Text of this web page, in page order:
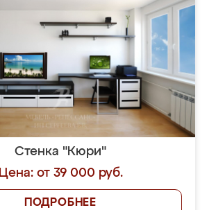
Стенка "Кюри"
Цена: от 39 000 руб.
ПОДРОБНЕЕ